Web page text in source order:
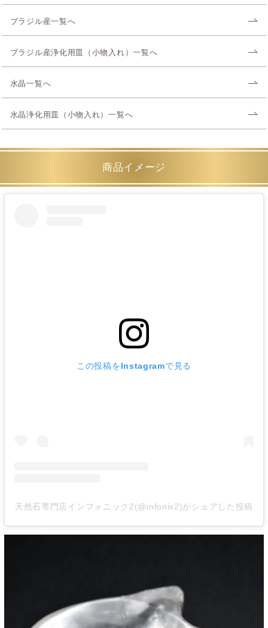
ブラジル産一覧へ
ブラジル産浄化用皿（小物入れ）一覧へ
水晶一覧へ
水晶浄化用皿（小物入れ）一覧へ
商品イメージ
この投稿をInstagramで見る
天然石専門店インフォニック2(@infonix2)がシェアした投稿